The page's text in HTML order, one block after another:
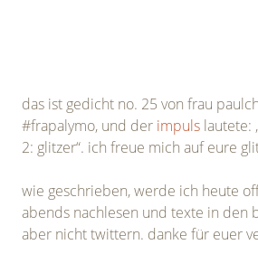
das ist gedicht no. 25 von frau
#frapalymo, und der impuls lautete:
2: glitzer“. ich freue mich auf eure
wie geschrieben, werde ich heute
abends nachlesen und texte in den
aber nicht twittern. danke für euer